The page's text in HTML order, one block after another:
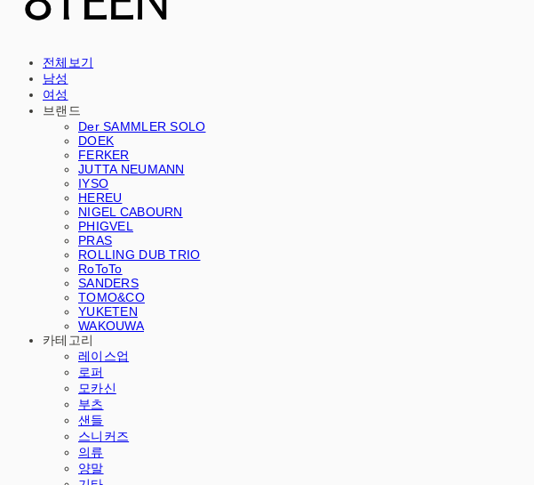
전체보기
남성
여성
브랜드
Der SAMMLER SOLO
DOEK
FERKER
JUTTA NEUMANN
IYSO
HEREU
NIGEL CABOURN
PHIGVEL
PRAS
ROLLING DUB TRIO
RoToTo
SANDERS
TOMO&CO
YUKETEN
WAKOUWA
카테고리
레이스업
로퍼
모카신
부츠
샌들
스니커즈
의류
양말